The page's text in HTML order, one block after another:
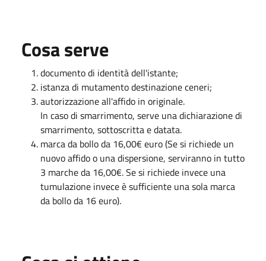
Cosa serve
documento di identità dell'istante;
istanza di mutamento destinazione ceneri;
autorizzazione all'affido in originale.
In caso di smarrimento, serve una dichiarazione di
smarrimento, sottoscritta e datata.
marca da bollo da 16,00€ euro (Se si richiede un
nuovo affido o una dispersione, serviranno in tutto
3 marche da 16,00€. Se si richiede invece una
tumulazione invece è sufficiente una sola marca
da bollo da 16 euro).